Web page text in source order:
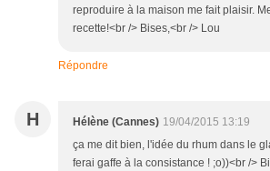
reproduire à la maison me fait plaisir.
recette!<br /> Bises,<br /> Lou
Répondre
H Hélène (Cannes) 19/04/2015 13:19
ça me dit bien, l'idée du rhum dans le
ferai gaffe à la consistance ! ;o))<br />